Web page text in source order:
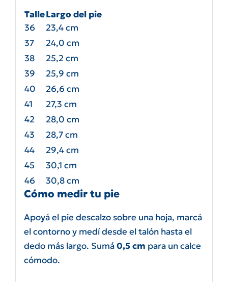
TalleLargo del pie
36
23,4 cm
37
24,0 cm
38
25,2 cm
39
25,9 cm
40
26,6 cm
41
27,3 cm
42
28,0 cm
43
28,7 cm
44
29,4 cm
45
30,1 cm
46
30,8 cm
Cómo medir tu pie
Apoyá el pie descalzo sobre una hoja, marcá
el contorno y medí desde el talón hasta el
dedo más largo. Sumá0,5 cm para un calce
cómodo.